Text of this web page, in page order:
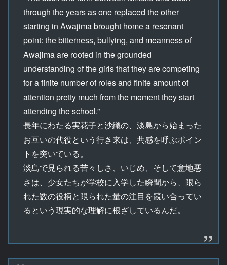
through the years as one replaced the other
starting in Awajima brought home a resonant
point: the bitterness, bullying, and meanness of
Awajima are rooted in the grounded
understanding of the girls that they are competing
for a finite number of roles and finite amount of
attention pretty much from the moment they start
attending the school.”
長年にわたる実花子と沙織の、淡島から始まった
お互いの代役という行き来は、共感を呼ぶポイン
トを突いている。
淡島で見られる苦々しさ、いじめ、そして意地悪
さは、少女たちが学校に入学した瞬間から、限ら
れた数の役柄と限られた量の注目を競い合ってい
るという現実的な理解に根ざしているんだ。